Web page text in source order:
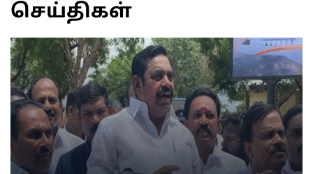
செய்திகள்